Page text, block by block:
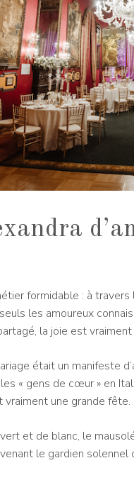
formidable : à
les amoureux
la joie est
était un manifeste
« gens de cœur » en
vraiment une grande fête.
et de blanc, le
le gardien solennel